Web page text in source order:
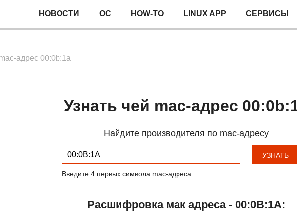
НОВОСТИ ОС HOW-TO LINUX APP СЕРВИСЫ
адрес 00:0b:1a
Узнать чей mac-адрес
Найдите производителя по mac-адресу
УЗНАТЬ
Введите 4 первых символа mac-адреса
Расшифровка мак адреса - 00:0B:1A: